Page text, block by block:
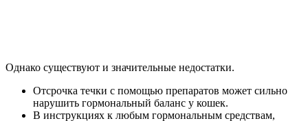
Однако существуют и значительные недостатки.
Отсрочка течки с помощью препаратов может сильно
нарушить гормональный баланс у кошек.
В инструкциях к любым гормональным средствам,